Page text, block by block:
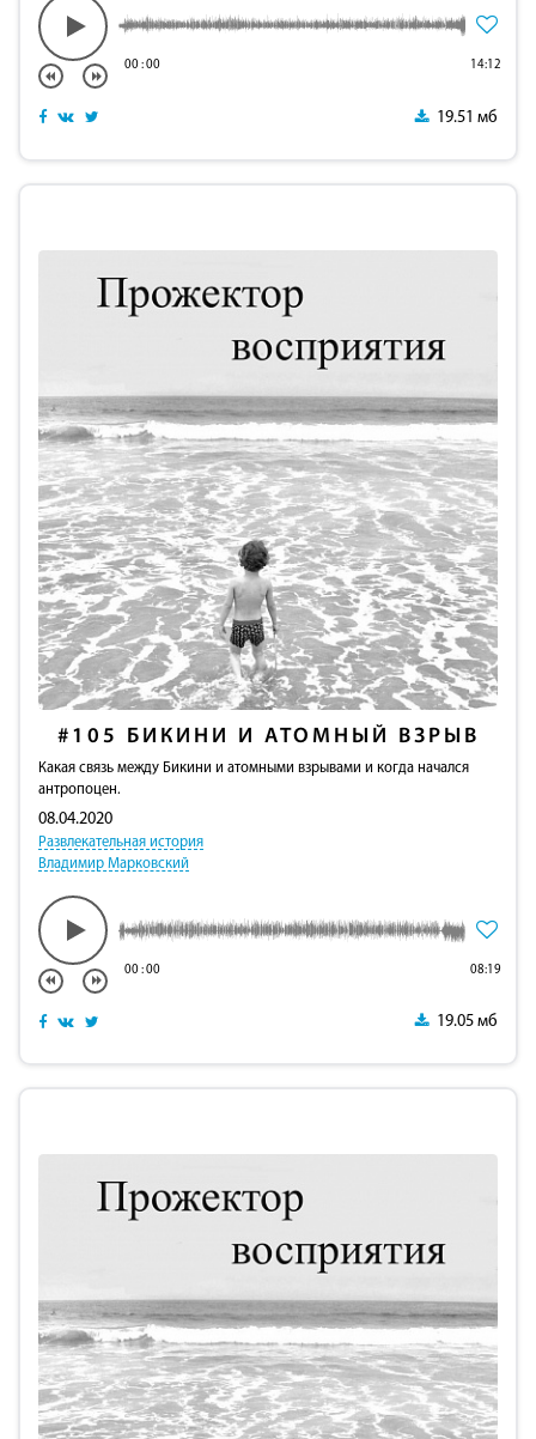
00:00 14:12
19.51 мб
#105 БИКИНИ И АТОМНЫЙ ВЗРЫВ
Какая связь между Бикини и атомными взрывами и когда начался
антропоцен.
08.04.2020
Развлекательная история
Владимир Марковский
00:00 08:19
19.05 мб